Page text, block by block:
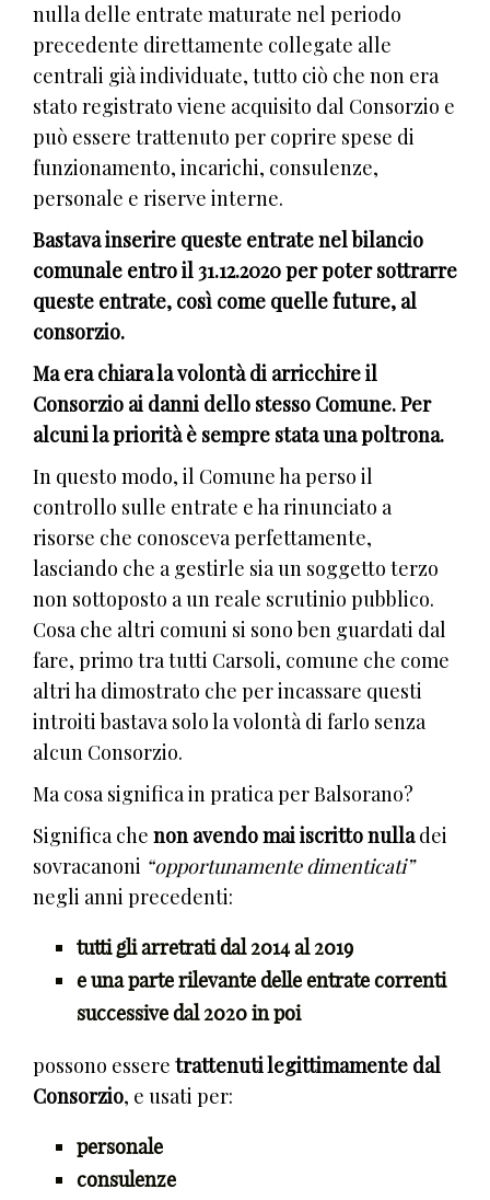
nulla delle entrate maturate nel periodo
precedente direttamente collegate alle
centrali già individuate, tutto ciò che non era
stato registrato viene acquisito dal Consorzio e
può essere trattenuto per coprire spese di
funzionamento, incarichi, consulenze,
personale e riserve interne.
Bastava inserire queste entrate nel bilancio
comunale entro il 31.12.2020 per poter sottrarre
queste entrate, così come quelle future, al
consorzio.
Ma era chiara la volontà di arricchire il
Consorzio ai danni dello stesso Comune. Per
alcuni la priorità è sempre stata una poltrona.
In questo modo, il Comune ha perso il
controllo sulle entrate e ha rinunciato a
risorse che conosceva perfettamente,
lasciando che a gestirle sia un soggetto terzo
non sottoposto a un reale scrutinio pubblico.
Cosa che altri comuni si sono ben guardati dal
fare, primo tra tutti Carsoli, comune che come
altri ha dimostrato che per incassare questi
introiti bastava solo la volontà di farlo senza
alcun Consorzio.
Ma cosa significa in pratica per Balsorano?
Significa che non avendo mai iscritto nulladei
sovracanoni “opportunamente dimenticati”
negli anni precedenti:
tutti gli arretrati dal 2014 al 2019
e una parte rilevante delle entrate correnti
successive dal 2020 in poi
possono essere trattenuti legittimamente dal
Consorzio, e usati per:
personale
consulenze